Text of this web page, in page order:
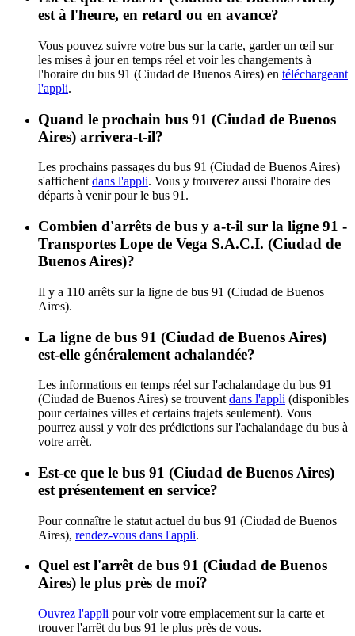
est à l'heure, en retard ou en avance?
Vous pouvez suivre votre bus sur la carte, garder un œil sur
les mises à jour en temps réel et voir les changements à
l'horaire du bus 91 (Ciudad de Buenos Aires) en téléchargeant
l'appli.
Quand le prochain bus 91 (Ciudad de Buenos
Aires) arrivera-t-il?
Les prochains passages du bus 91 (Ciudad de Buenos Aires)
s'affichent dans l'appli. Vous y trouverez aussi l'horaire des
départs à venir pour le bus 91.
Combien d'arrêts de bus y a-t-il sur la ligne 91 -
Transportes Lope de Vega S.A.C.I. (Ciudad de
Buenos Aires)?
Il y a 110 arrêts sur la ligne de bus 91 (Ciudad de Buenos
Aires).
La ligne de bus 91 (Ciudad de Buenos Aires)
est-elle généralement achalandée?
Les informations en temps réel sur l'achalandage du bus 91
(Ciudad de Buenos Aires) se trouvent dans l'appli (disponibles
pour certaines villes et certains trajets seulement). Vous
pourrez aussi y voir des prédictions sur l'achalandage du bus à
votre arrêt.
Est-ce que le bus 91 (Ciudad de Buenos Aires)
est présentement en service?
Pour connaître le statut actuel du bus 91 (Ciudad de Buenos
Aires), rendez-vous dans l'appli.
Quel est l'arrêt de bus 91 (Ciudad de Buenos
Aires) le plus près de moi?
Ouvrez l'appli pour voir votre emplacement sur la carte et
trouver l'arrêt du bus 91 le plus près de vous.